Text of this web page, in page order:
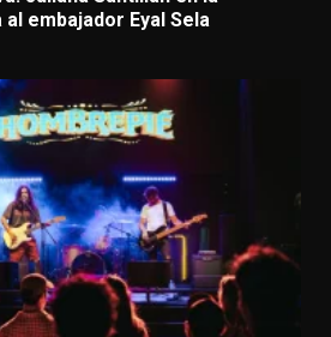
embajador Eyal Sela